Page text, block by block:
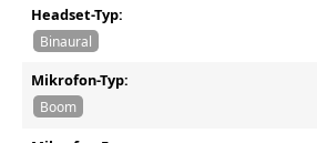
Headset-Typ:
Binaural
Mikrofon-Typ:
Boom